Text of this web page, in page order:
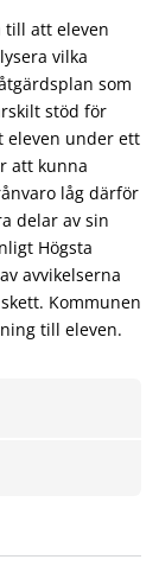
till att eleven
vilka
som
stöd för
eleven under ett
att kunna
låg därför
delar av sin
Högsta
avvikelserna
Kommunen
till eleven.